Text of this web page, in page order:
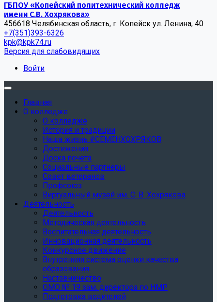
ГБПОУ «Копейский политехнический колледж
имени С.В. Хохрякова»
456618 Челябинская область, г. Копейск ул. Ленина, 40
+7(351)393-6326
kpk@kpk74.ru
Версия для слабовидящих
Войти
Главная
О колледже
О колледже
История и традиции
Наша жизнь #СЕМЕНХОХРЯКОВ
Достижения
Доска почета
Социальные партнеры
Совет ветеранов
Профсоюз
Виртуальный музей им. С. В. Хохрякова
Деятельность
Деятельность
Методическая деятельность
Воспитательная деятельность
Инновационная деятельность
Конкурсное движение
Внутренняя система оценки качества
образования
Наставничество
ОМО № 19 зам. директора по НМР
Подготовка водителей